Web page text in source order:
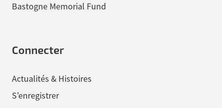
Bastogne Memorial Fund
Connecter
Actualités & Histoires
S’enregistrer